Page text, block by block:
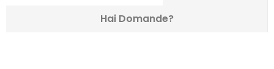
Hai Domande?